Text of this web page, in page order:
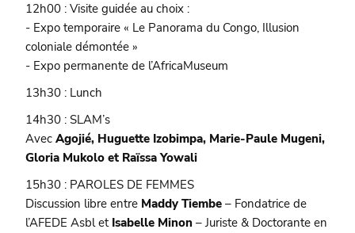
12h00 : Visite guidée au choix :
- Expo temporaire « Le Panorama du Congo, Illusion
coloniale démontée »
- Expo permanente de l’AfricaMuseum
13h30 : Lunch
14h30 : SLAM’s
AvecAgojié, Huguette Izobimpa, Marie-Paule Mugeni,
Gloria Mukolo et Raïssa Yowali
15h30 : PAROLES DE FEMMES
Discussion libre entre Maddy Tiembe – Fondatrice de
l’AFEDE Asbl et Isabelle Minon – Juriste & Doctorante en